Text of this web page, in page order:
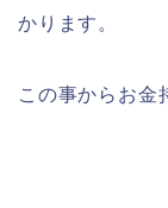
かります。
この事からお金